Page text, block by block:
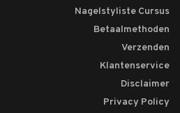
Nagelstyliste Cursus
Betaalmethoden
Verzenden
Klantenservice
Disclaimer
Privacy Policy